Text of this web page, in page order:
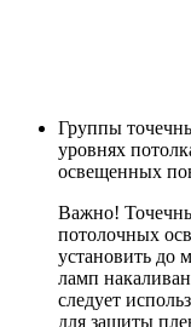
Группы
уровнях
освещенных
Важно!
потолочных
установить до
ламп
следует
для защиты